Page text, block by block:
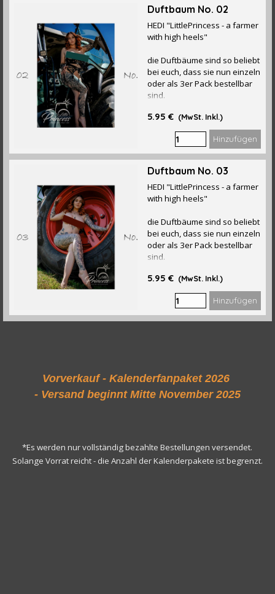
Duftbaum No. 02
HEDI "LittlePrincess - a farmer
with high heels"
die Duftbäume sind so beliebt
bei euch, dass sie nun einzeln
oder als 3er Pack bestellbar
sind.
5.95 € (MwSt. Inkl.)
Hinzufügen
Duftbaum No. 03
HEDI "LittlePrincess - a farmer
with high heels"
die Duftbäume sind so beliebt
bei euch, dass sie nun einzeln
oder als 3er Pack bestellbar
sind.
5.95 € (MwSt. Inkl.)
Hinzufügen
Vorverkauf - Kalenderfanpaket 2026
- Versand beginnt Mitte November 2025
*Es werden nur vollständig bezahlte Bestellungen versendet.
Solange Vorrat reicht - die Anzahl der Kalenderpakete ist begrenzt.